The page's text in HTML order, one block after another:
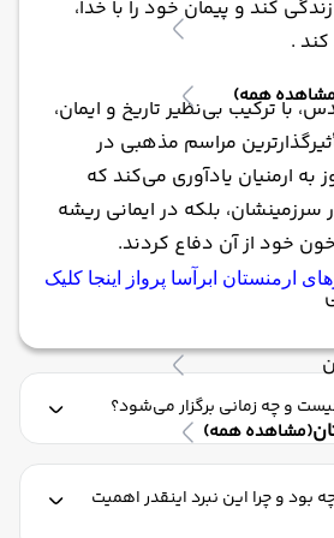
همه)
(مشاهده همه)
کند و پیمان خود را با خدا،
.
با ترکیب بی‌نظیر تاریخ و ایمان،
مراسم مذهبی در
به ارمنیان یادآوری می‌کند که
بلکه در ایمانی ریشه
خود از آن دفاع کردند.
ارمنستان ابرآسا پرواز اینجا کلیک
و چه زمانی برگزار می‌شود؟
بود و چرا این نبرد اینقدر اهمیت